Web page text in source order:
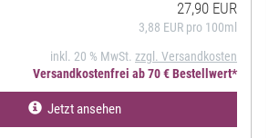
27,90 EUR
3,88 EUR pro 100ml
inkl. 20 % MwSt. zzgl. Versandkosten
Versandkostenfrei ab 70 € Bestellwert*
Jetzt ansehen